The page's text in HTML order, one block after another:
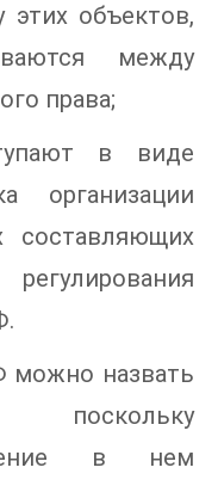
объектов,
между
права;
в виде
организации
составляющих
можно назвать
поскольку
в нем